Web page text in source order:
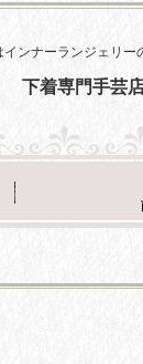
ンナーランジェリ
下着専門手